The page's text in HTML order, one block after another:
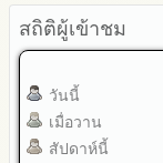
สถิติผู้เข้าชม
วันนี้
เมื่อวาน
สัปดาห์นี้